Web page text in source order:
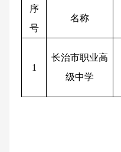
序
号
名称
1
长治市职业高
级中学